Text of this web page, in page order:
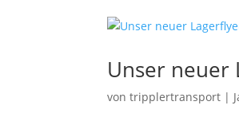
Unser neuer
vontripplertransport |